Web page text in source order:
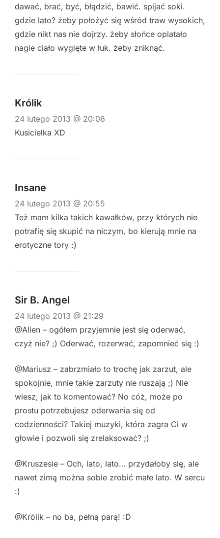
dawać, brać, być, błądzić, bawić. spijać soki.
gdzie lato? żeby położyć się wśród traw wysokich,
gdzie nikt nas nie dojrzy. żeby słońce oplatało
nagie ciało wygięte w łuk. żeby zniknąć.
Królik
24 lutego 2013 @ 20:06
Kusicielka XD
Insane
24 lutego 2013 @ 20:55
Też mam kilka takich kawałków, przy których nie
potrafię się skupić na niczym, bo kierują mnie na
erotyczne tory :)
Sir B. Angel
24 lutego 2013 @ 21:29
@Alien – ogółem przyjemnie jest się oderwać,
czyż nie? ;) Oderwać, rozerwać, zapomnieć się :)
@Mariusz – zabrzmiało to trochę jak zarzut, ale
spokojnie, mnie takie zarzuty nie ruszają ;) Nie
wiesz, jak to komentować? No cóż, może po
prostu potrzebujesz oderwania się od
codzienności? Takiej muzyki, która zagra Ci w
głowie i pozwoli się zrelaksować? ;)
@Kruszesie – Och, lato, lato… przydałoby się, ale
nawet zimą można sobie zrobić małe lato. W sercu
:)
@Królik – no ba, pełną parą! :D